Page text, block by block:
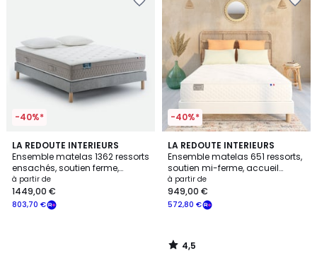
-40%*
LA REDOUTE INTERIEURS
Ensemble matelas 1362 ressorts
ensachés, soutien ferme,
accueil enveloppant
à partir de
803,70 €
1449,00 €
-40%*
LA REDOUTE INTERIEURS
Ensemble matelas 651 ressorts,
soutien mi-ferme, accueil
enveloppant et sommier
à partir de
572,80 €
949,00 €
4,5
/ 5
4,5
/